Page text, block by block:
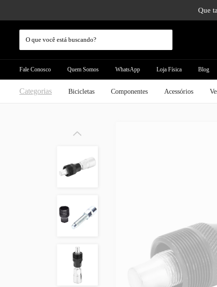
Que
Fale Conosco Quem Somos WhatsApp Loja Física Blog
Categorias Bicicletas Componentes Acessórios